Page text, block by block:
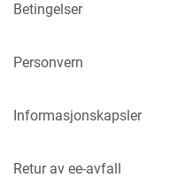
Betingelser
Personvern
Informasjonskapsler
Retur av ee-avfall